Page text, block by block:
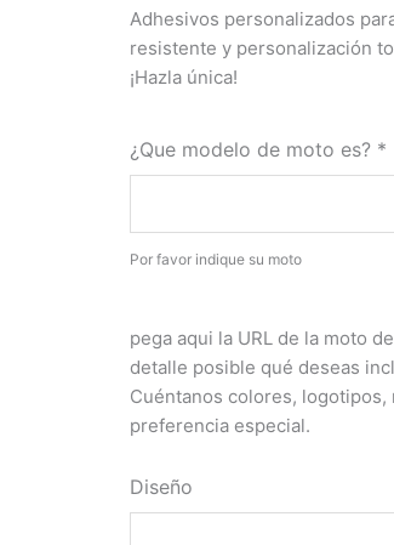
Adhesivos personalizados
resistente y personalización
¡Hazla única!
¿Que modelo de moto es? *
Por favor indique su moto
pega aqui la URL de la moto
detalle posible qué deseas
Cuéntanos colores,
preferencia especial.
Diseño
para
romper
cantidad